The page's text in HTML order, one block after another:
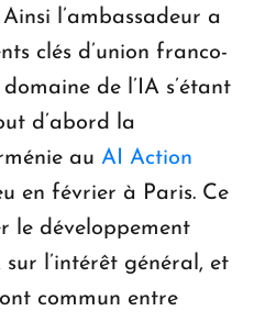
l’ambassadeur a
clés d’union franco-
de l’IA s’étant
d’abord la
au AI Action
en février à Paris. Ce
le développement
l’intérêt général, et
commun entre